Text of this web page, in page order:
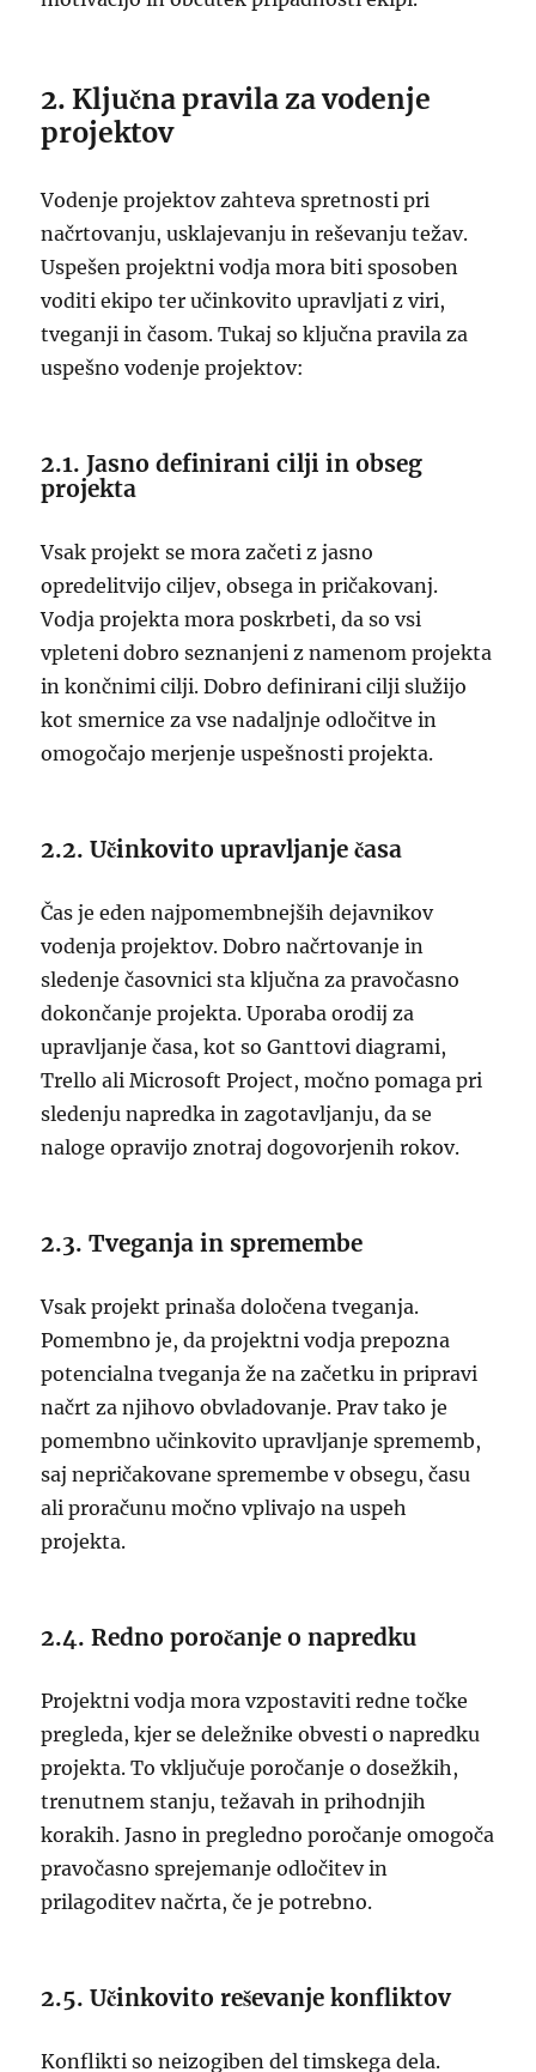
2. Ključna pravila za vodenje
projektov
Vodenje projektov zahteva spretnosti pri
načrtovanju, usklajevanju in reševanju težav.
Uspešen projektni vodja mora biti sposoben
voditi ekipo ter učinkovito upravljati z viri,
tveganji in časom. Tukaj so ključna pravila za
uspešno vodenje projektov:
2.1. Jasno definirani cilji in obseg
projekta
Vsak projekt se mora začeti z jasno
opredelitvijo ciljev, obsega in pričakovanj.
Vodja projekta mora poskrbeti, da so vsi
vpleteni dobro seznanjeni z namenom projekta
in končnimi cilji. Dobro definirani cilji služijo
kot smernice za vse nadaljnje odločitve in
omogočajo merjenje uspešnosti projekta.
2.2. Učinkovito upravljanje časa
Čas je eden najpomembnejših dejavnikov
vodenja projektov. Dobro načrtovanje in
sledenje časovnici sta ključna za pravočasno
dokončanje projekta. Uporaba orodij za
upravljanje časa, kot so Ganttovi diagrami,
Trello ali Microsoft Project, močno pomaga pri
sledenju napredka in zagotavljanju, da se
naloge opravijo znotraj dogovorjenih rokov.
2.3. Tveganja in spremembe
Vsak projekt prinaša določena tveganja.
Pomembno je, da projektni vodja prepozna
potencialna tveganja že na začetku in pripravi
načrt za njihovo obvladovanje. Prav tako je
pomembno učinkovito upravljanje sprememb,
saj nepričakovane spremembe v obsegu, času
ali proračunu močno vplivajo na uspeh
projekta.
2.4. Redno poročanje o napredku
Projektni vodja mora vzpostaviti redne točke
pregleda, kjer se deležnike obvesti o napredku
projekta. To vključuje poročanje o dosežkih,
trenutnem stanju, težavah in prihodnjih
korakih. Jasno in pregledno poročanje omogoča
pravočasno sprejemanje odločitev in
prilagoditev načrta, če je potrebno.
2.5. Učinkovito reševanje konfliktov
Konflikti so neizogiben del timskega dela.